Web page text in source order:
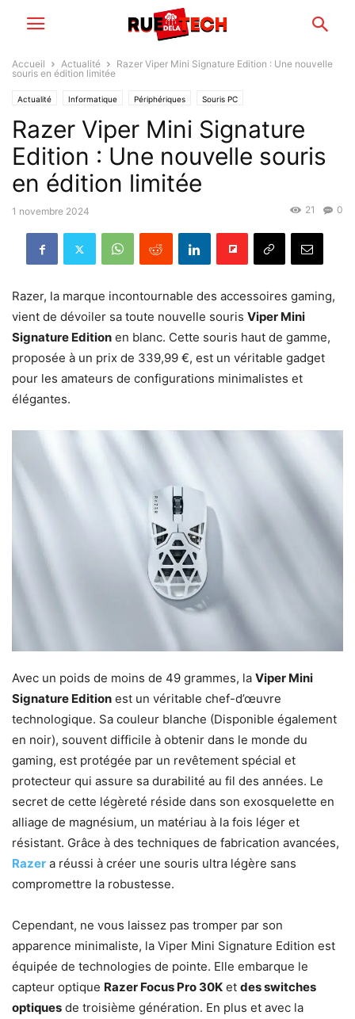
Accueil Actualité
Razer Viper Mini Signature Edition : Une nouvelle
souris en édition limitée
Actualité Informatique Périphériques Souris PC
Razer Viper Mini Signature
Edition : Une nouvelle souris
en édition limitée
1 novembre 2024 0
21
Razer, la marque incontournable des accessoires gaming,
vient de dévoiler sa toute nouvelle souris Viper Mini
Signature Edition en blanc. Cette souris haut de gamme,
proposée à un prix de 339,99 €, est un véritable gadget
pour les amateurs de configurations minimalistes et
élégantes.
Avec un poids de moins de 49 grammes, la Viper Mini
Signature Edition est un véritable chef-d’œuvre
technologique. Sa couleur blanche (Disponible également
en noir), souvent difficile à obtenir dans le monde du
gaming, est protégée par un revêtement spécial et
protecteur qui assure sa durabilité au fil des années. Le
secret de cette légèreté réside dans son exosquelette en
alliage de magnésium, un matériau à la fois léger et
résistant. Grâce à des techniques de fabrication avancées,
Razer a réussi à créer une souris ultra légère sans
compromettre la robustesse.
Cependant, ne vous laissez pas tromper par son
apparence minimaliste, la Viper Mini Signature Edition est
équipée de technologies de pointe. Elle embarque le
capteur optique Razer Focus Pro 30K et des switches
optiques de troisième génération. En plus et avec la